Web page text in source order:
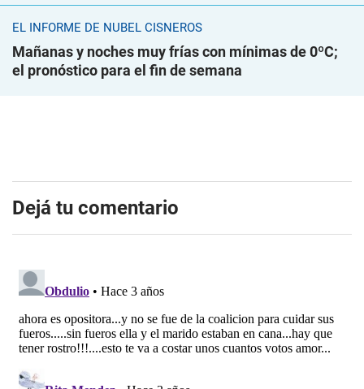
EL INFORME DE NUBEL CISNEROS
Mañanas y noches muy frías con mínimas de 0ºC;
el pronóstico para el fin de semana
Dejá tu comentario